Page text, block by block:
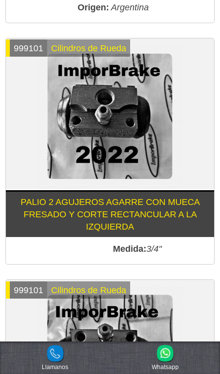
Llamanos Whatsapp
Origen: Argentina
PALIO 2 AGUJEROS AGARRE CON MUECA
FRESADO Y CORTE RECTANCULAR A LA
IZQUIERDA
Medida:3/4"
999101 Cilindros de Rueda
999101 Cilindros de Rueda